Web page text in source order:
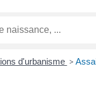
d'urbanisme >